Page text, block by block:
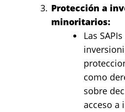
Protección a
minoritarios:
Las
como
sobre
acceso a